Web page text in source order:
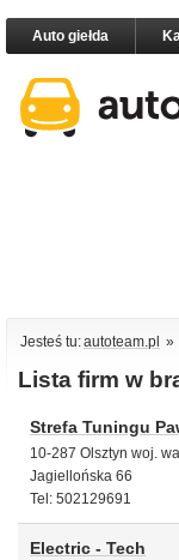
Auto giełda
Jesteś tu:autoteam.pl »
Lista firm w
Strefa Tuningu
10-287 Olsztyn woj.
Jagiellońska 66
Tel: 502129691
Electric - Tech